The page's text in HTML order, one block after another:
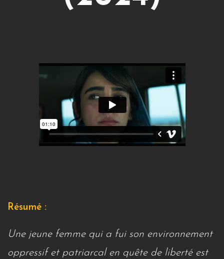
Résumé :
Une jeune femme qui a fui son environnement
oppressif et patriarcal en quête de liberté est